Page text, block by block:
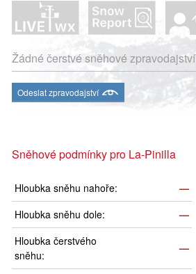
Žádné čerstvé sněhové zpravodajství
Odeslat zpravodajství
Sněhové podmínky pro La-Pinilla
Hloubka sněhu nahoře:
—
Hloubka sněhu dole:
—
Hloubka čerstvého
sněhu:
—